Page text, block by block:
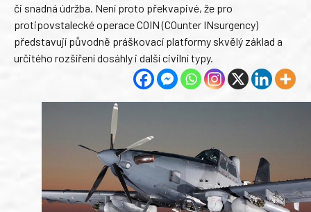
či snadná údržba. Není proto překvapivé, že pro
protipovstalecké operace COIN (COunter INsurgency)
představují původně práškovací platformy skvělý základ a
určitého rozšíření dosáhly i další civilní typy.